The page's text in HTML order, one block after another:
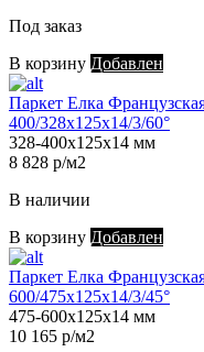
Под заказ
В корзину Добавлен
Паркет Елка
400/328х125х14/3/60°
328-400х125х14 мм
8 828 р/м2
В наличии
В корзину Добавлен
Паркет Елка
600/475х125х14/3/45°
475-600х125х14 мм
10 165 р/м2